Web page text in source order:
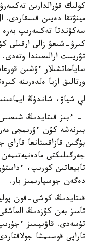
سەكۋندتا تەكسەرىپ بەرە
تۋريست ارالىعىندا
ساياحاتشىلار ءۇشىن
ورتالىق ازيا ەلدەرىنە
لي شياۋ، شاندۇڭ
- ءبىز قىتايدىڭ شىعىس
بىرنەشە كۇن ءۇرىمجى
بۇگىن قازاقستانعا قاراي
جەرگىلىكتى
تابيعاتىن كورىپ،
دەگەن جوسپارىمىز بار.
قىتايدىڭ كوشى-قون
تامىز بەن كۇزدىڭ
تۇسەدى. قاۋىپسىز
تاراپى قوسىمشا